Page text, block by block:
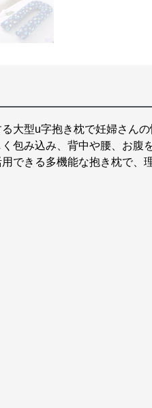
大型u字抱き枕で妊婦さんの
包み込み、背中や腰、お腹
できる多機能な抱き枕で、